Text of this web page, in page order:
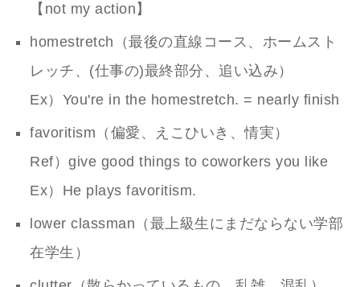
【not my action】
homestretch（最後の直線コース、ホームスト
レッチ、(仕事の)最終部分、追い込み）
Ex）You're in the homestretch. = nearly finish
favoritism（偏愛、えこひいき、情実）
Ref）give good things to coworkers you like
Ex）He plays favoritism.
lower classman（最上級生にまだならない学部
在学生）